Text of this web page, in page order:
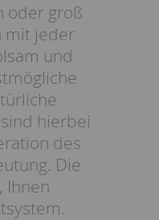
oder groß
mit jeder
und
hierbei
des
Die
Ihnen